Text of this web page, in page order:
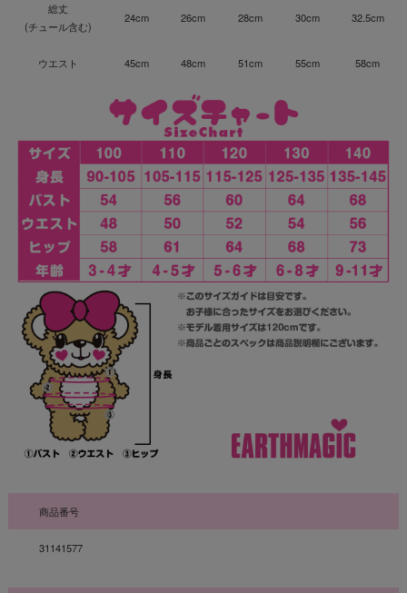
総丈
(チュール含む)
24cm 26cm 28cm 30cm 32.5cm
ウエスト 45cm 48cm 51cm 55cm 58cm
商品番号
31141577